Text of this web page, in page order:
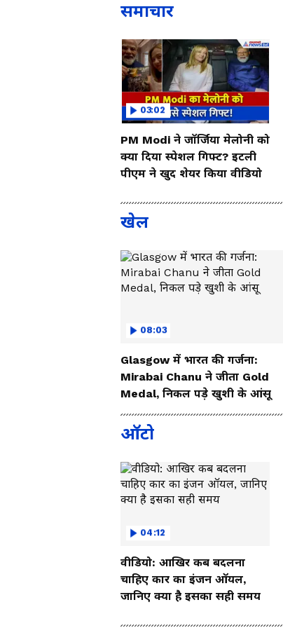
समाचार
03:02
PM Modi ने जॉर्जिया मेलोनी को
क्या दिया स्पेशल गिफ्ट? इटली
पीएम ने खुद शेयर किया वीडियो
खेल
08:03
Glasgow में भारत की गर्जना:
Mirabai Chanu ने जीता Gold
Medal, निकल पड़े खुशी के आंसू
ऑटो
04:12
वीडियो: आखिर कब बदलना
चाहिए कार का इंजन ऑयल,
जानिए क्या है इसका सही समय